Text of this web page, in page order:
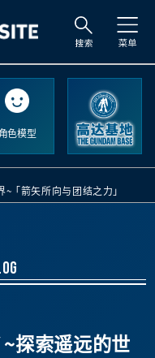
索
角色模型
「箭矢所向与团结之力」
~探索遥远的世